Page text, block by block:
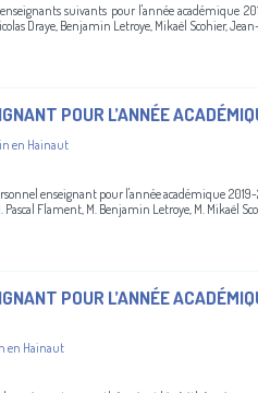
suivants pour l'année académique
Draye, Benjamin Letroye, Mikaël Scohier,
POUR L’ANNÉE
en Hainaut
enseignant pour l'année académique
Pascal Flament, M. Benjamin Letroye, M. Mikaël
POUR L’ANNÉE
en Hainaut